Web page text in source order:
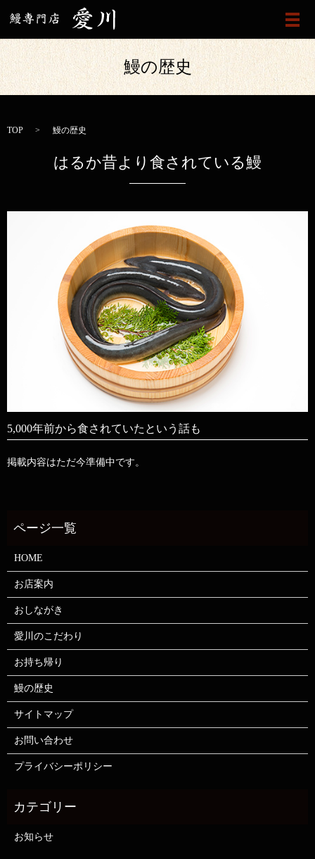
メ
鰻の歴史
TOP 鰻の歴史
はるか昔より食されている鰻
5,000年前から食されていたという話も
掲載内容はただ今準備中です。
HOME
お店案内
おしながき
愛川のこだわり
お持ち帰り
鰻の歴史
サイトマップ
お問い合わせ
プライバシーポリシー
お知らせ